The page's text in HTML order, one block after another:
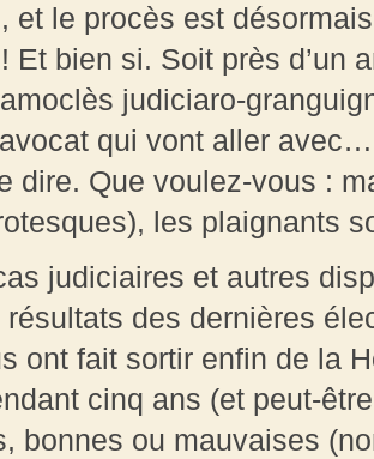
et le procès est
Et bien si. Soit près d’un
judiciaro-
qui vont aller
dire. Que voulez-vous :
les plaignants
judiciaires et autres
résultats des dernières
ont fait sortir enfin de la
cinq ans (et peut-
bonnes ou mauvaises